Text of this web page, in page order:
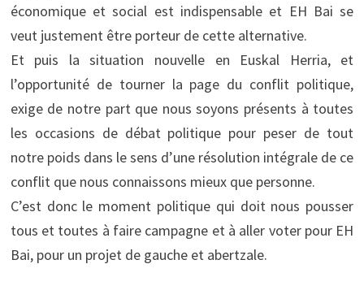
économique et social est indispensable et EH Bai se
veut justement être porteur de cette alternative.
Et puis la situation nouvelle en Euskal Herria, et
l’opportunité de tourner la page du conflit politique,
exige de notre part que nous soyons présents à toutes
les occasions de débat politique pour peser de tout
notre poids dans le sens d’une résolution intégrale de ce
conflit que nous connaissons mieux que personne.
C’est donc le moment politique qui doit nous pousser
tous et toutes à faire campagne et à aller voter pour EH
Bai, pour un projet de gauche et abertzale.